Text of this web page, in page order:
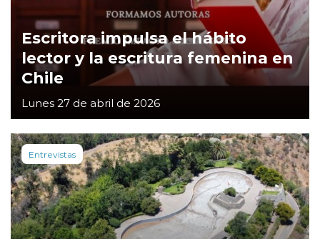
Escritora impulsa el hábito
lector y la escritura femenina en
Chile
Lunes 27 de abril de 2026
Entrevistas